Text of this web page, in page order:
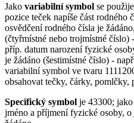
Jako variabilní symbol se
pozice teček napíše část rodného
osvědčení rodného čísla je
(čtyřmístné nebo trojmístné číslo)
příp. datum narození fyzické
je žádáno (šestimístné číslo) -
variabilní symbol ve tvaru
obsahovat tečky, čárky, pomlčky,
Specifický symbol je 43300; jako
jméno a příjmení fyzické osoby,